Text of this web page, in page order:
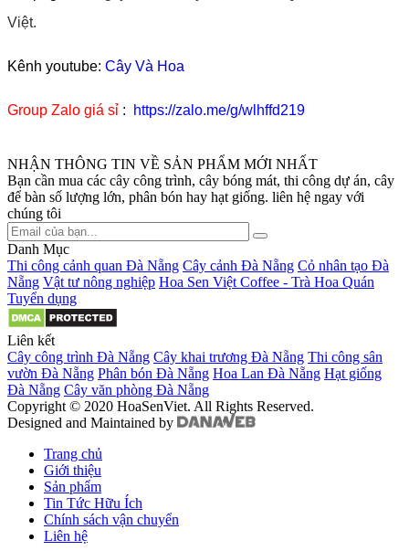
Việt.
Kênh youtube: Cây Và Hoa
Group Zalo giá sỉ : https://zalo.me/g/wlhffd219
NHẬN THÔNG TIN VỀ SẢN PHẨM MỚI NHẤT
Bạn cần mua các cây công trình, cây bóng mát, thi công dự án, cây
để bàn số lượng lớn, phân bón hay hạt giống. liên hệ ngay với
chúng tôi
Danh Mục
Thi công cảnh quan Đà Nẵng Cây cảnh Đà Nẵng Cỏ nhân tạo Đà
Nẵng Vật tư nông nghiệp Hoa Sen Việt Coffee - Trà Hoa Quán
Tuyển dụng
Liên kết
Cây công trình Đà Nẵng Cây khai trương Đà Nẵng Thi công sân
vườn Đà Nẵng Phân bón Đà Nẵng Hoa Lan Đà Nẵng Hạt giống
Đà Nẵng Cây văn phòng Đà Nẵng
Copyright © 2020 HoaSenViet. All Rights Reserved.
Designed and Maintained by
Trang chủ
Giới thiệu
Sản phẩm
Tin Tức Hữu Ích
Chính sách vận chuyển
Liên hệ